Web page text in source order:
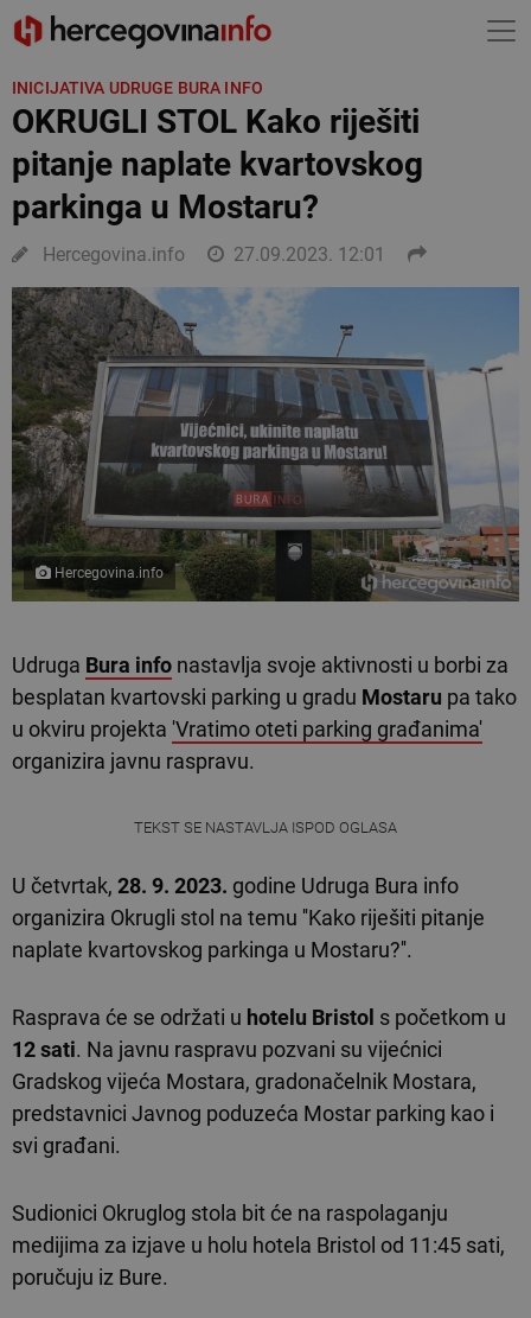
INICIJATIVA UDRUGE BURA INFO
OKRUGLI STOL Kako riješiti
pitanje naplate kvartovskog
parkinga u Mostaru?
Hercegovina.info 27.09.2023. 12:01
Hercegovina.info
Udruga Bura info nastavlja svoje aktivnosti u borbi za
besplatan kvartovski parking u gradu Mostaru pa tako
u okviru projekta 'Vratimo oteti parking građanima'
organizira javnu raspravu.
TEKST SE NASTAVLJA ISPOD OGLASA
U četvrtak, 28. 9. 2023. godine Udruga Bura info
organizira Okrugli stol na temu ''Kako riješiti pitanje
naplate kvartovskog parkinga u Mostaru?''.
Rasprava će se održati u hotelu Bristol s početkom u
12sati. Na javnu raspravu pozvani su vijećnici
Gradskog vijeća Mostara, gradonačelnik Mostara,
predstavnici Javnog poduzeća Mostar parking kao i
svi građani.
Sudionici Okruglog stola bit će na raspolaganju
medijima za izjave u holu hotela Bristol od 11:45 sati,
poručuju iz Bure.